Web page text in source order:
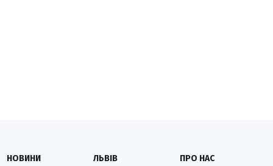
НОВИНИ
ЛЬВІВ
ПРО НАС